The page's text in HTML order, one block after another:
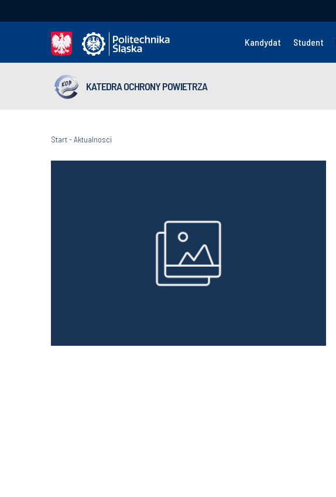
Kandydat Student
KATEDRA OCHRONY POWIETRZA
Start-Aktualnosci